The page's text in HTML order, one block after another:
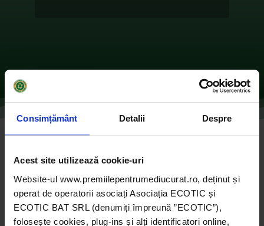
Consimțământ Detalii Despre
Acest site utilizează cookie-uri
Website-ul www.premiilepentrumediucurat.ro, deținut și
operat de operatorii asociați Asociația ECOTIC și
ECOTIC BAT SRL (denumiți împreună ”ECOTIC”),
folosește cookies, plug-ins și alți identificatori online,
de Ecotic|oct. 8, 2021|2019
comentarii